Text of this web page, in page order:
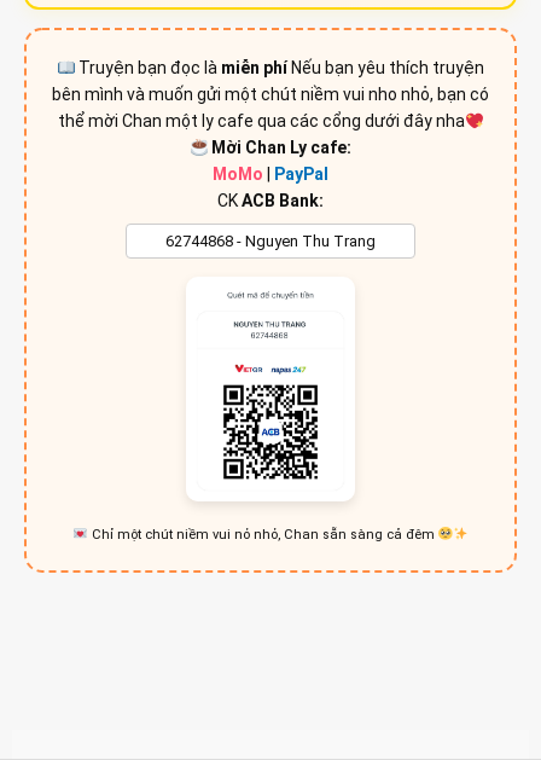
Truyện bạn đọc là miễn phíNếu bạn yêu thích truyện
bên mình và muốn gửi một chút niềm vui nho nhỏ, bạn có
thể mời Chan một ly cafe qua các cổng dưới đây nha
Mời Chan Ly cafe:
MoMo
PayPal
CKACB Bank:
Chỉ một chút niềm vui nỏ nhỏ, Chan sẵn sàng cả đêm